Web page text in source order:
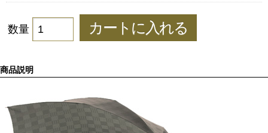
数量
商品説明